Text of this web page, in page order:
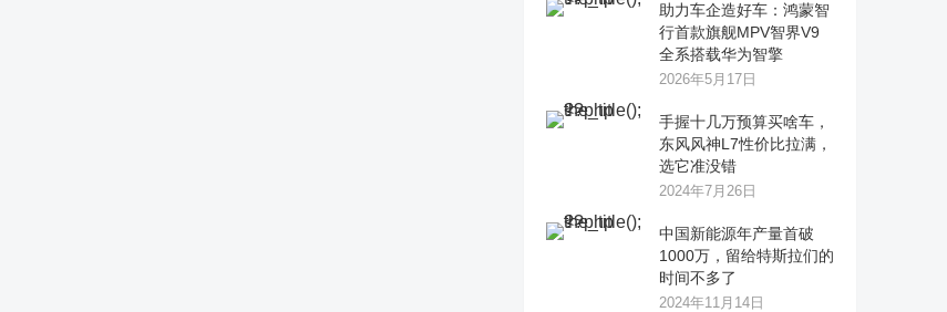
助力车企造好车：鸿蒙智
行首款旗舰MPV智界V9
全系搭载华为智擎
2026年5月17日
手握十几万预算买啥车，
东风风神L7性价比拉满，
选它准没错
2024年7月26日
中国新能源年产量首破
1000万，留给特斯拉们的
时间不多了
2024年11月14日